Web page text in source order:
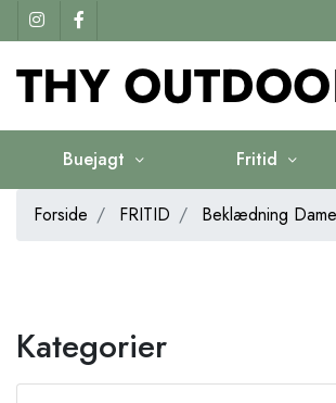
Buejagt Fritid
Forside FRITID Beklædning
Kategorier